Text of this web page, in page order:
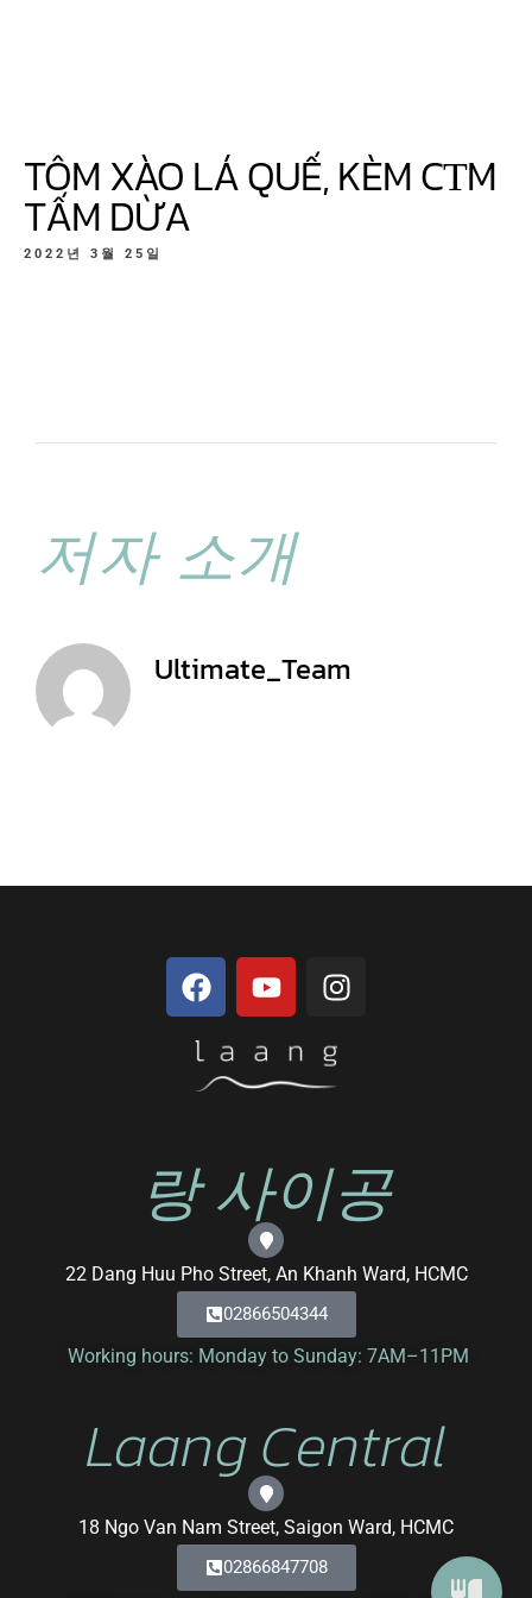
TÔM XÀO LÁ QUẾ, KÈM CΤM
TẤM DỪA
2022년 3월 25일
저자 소개
Ultimate_Team
랑 사이공
22 Dang Huu Pho Street, An Khanh Ward, HCMC
02866504344
Working hours: Monday to Sunday: 7AM–11PM
Laang Central
18 Ngo Van Nam Street, Saigon Ward, HCMC
02866847708